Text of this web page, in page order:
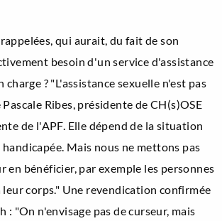
qui aurait, du fait de son
besoin d'un service d'assistance
charge ? "L'assistance sexuelle n'est pas
Ribes, présidente de CH(s)OSE
de l'APF. Elle dépend de la situation
Mais nous ne mettons pas
en bénéficier, par exemple les personnes
leur corps." Une revendication confirmée
: "On n'envisage pas de curseur, mais